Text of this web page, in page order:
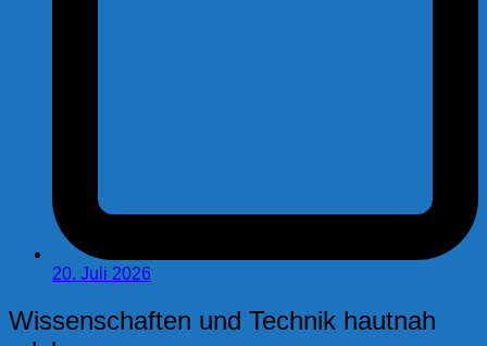
20. Juli 2026
Wissenschaften und Technik hautnah